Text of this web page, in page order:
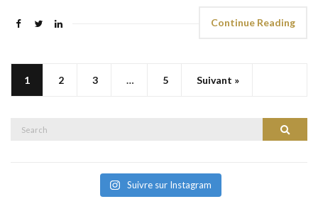
Continue Reading
1 2 3 … 5 Suivant »
Search
Suivre sur Instagram